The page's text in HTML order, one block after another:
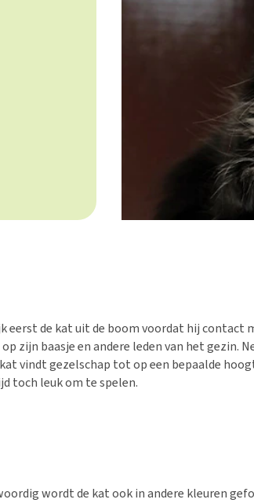
de kat uit de boom voordat hij contact
zijn baasje en andere leden van het gezin.
vindt gezelschap tot op een bepaalde
toch leuk om te spelen.
wordt de kat ook in andere kleuren